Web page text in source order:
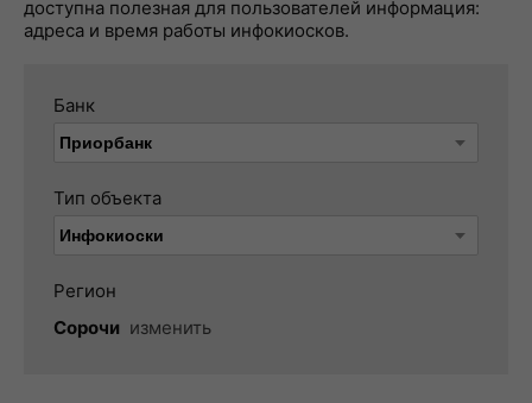
доступна полезная для пользователей информация:
адреса и время работы инфокиосков.
Банк
Тип объекта
Регион
Сорочи изменить